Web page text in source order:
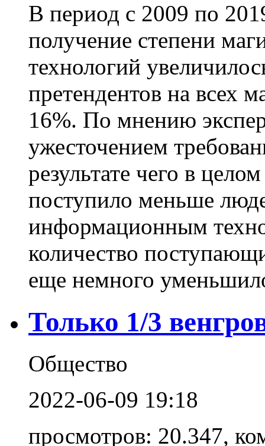
В период с 2009 по
получение степени
технологий
претендентов на всех
16%. По мнению
ужесточением
результате чего в
поступило меньше
информационным
количество
еще немного
Только 1/3
Общество
2022-06-09 19:18
просмотров: 20.347,